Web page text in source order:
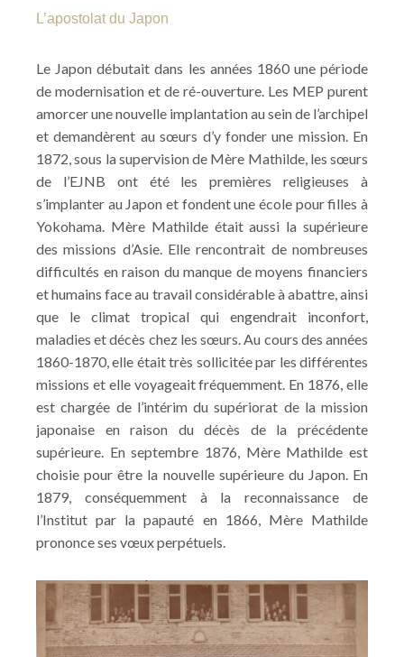
L’apostolat du Japon
Le Japon débutait dans les années 1860 une période
de modernisation et de ré-ouverture. Les MEP purent
amorcer une nouvelle implantation au sein de l’archipel
et demandèrent au sœurs d’y fonder une mission. En
1872, sous la supervision de Mère Mathilde, les sœurs
de l’EJNB ont été les premières religieuses à
s’implanter au Japon et fondent une école pour filles à
Yokohama. Mère Mathilde était aussi la supérieure
des missions d’Asie. Elle rencontrait de nombreuses
difficultés en raison du manque de moyens financiers
et humains face au travail considérable à abattre, ainsi
que le climat tropical qui engendrait inconfort,
maladies et décès chez les sœurs. Au cours des années
1860-1870, elle était très sollicitée par les différentes
missions et elle voyageait fréquemment. En 1876, elle
est chargée de l’intérim du supériorat de la mission
japonaise en raison du décès de la précédente
supérieure. En septembre 1876, Mère Mathilde est
choisie pour être la nouvelle supérieure du Japon. En
1879, conséquemment à la reconnaissance de
l’Institut par la papauté en 1866, Mère Mathilde
prononce ses vœux perpétuels.